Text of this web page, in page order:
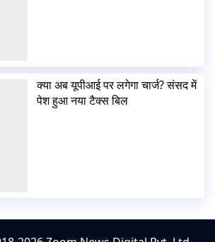
क्या अब यूपीआई पर लगेगा चार्ज? संसद में
पेश हुआ नया टैक्स बिल